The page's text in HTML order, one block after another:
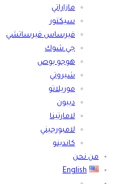
مازاراتي
سيكتور
فيرساس فيرساتشي
جي شوك
هوجو بوص
شيروتي
موريلاتو
ديبون
لامارتينا
لامبورجيني
كاندينو
من نحن
English